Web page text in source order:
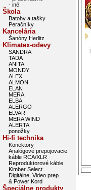
- iné
Škola
Batohy a tašky
Peračníky
Kancelária
Šanóny Herlitz
Klimatex-odevy
SANDRA
TADA
ANITA
MONDY
ALEX
ALMON
ELAN
MERA
ELBA
ALERGO
ELVAR
MERA WIND
ALERTA
ponožky
Hi-fi technika
Konektory
Analógové prepojovacie
káble RCA/XLR
Reproduktorové káble
Kimber Select
Digitálne, Video prep.
& Power Kord
Špeciálne produkty